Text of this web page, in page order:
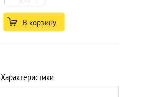
В корзину
Характеристики